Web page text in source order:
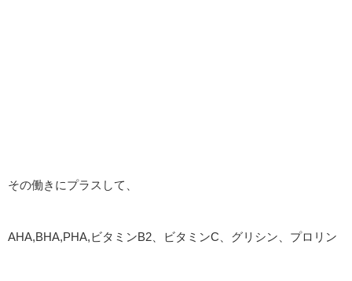
その働きにプラスして、
AHA,BHA,PHA,ビタミンB2、ビタミンC、グリシン、プロリン